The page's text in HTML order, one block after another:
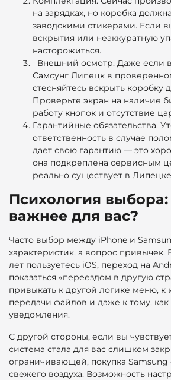
на зарядках, но коробка
заводскими стикерами. Если
вскрытия или неаккуратную
насторожиться.
Внешний осмотр. Даже если
Самсунг Липецк в
стесняйтесь вскрыть коробку
Проверьте экран на наличие
работу кнопок и отсутствие
Гарантийные обязательства.
ответственность в случае
дает свою гарантию — это
она подкреплена сервисным
реально существует в
Психология выбора:
важнее для вас?
Часто выбор между iPhone и
характеристик, а вопрос
лет пользуетесь iOS, переход на
показаться «переездом в другую
привыкать к другой логике меню, к
передачи файлов и даже к тому, как
уведомления.
С другой стороны, если вы
система стала для вас слишком
ограничивающей, покупка Samsung
свежего воздуха. Возможность